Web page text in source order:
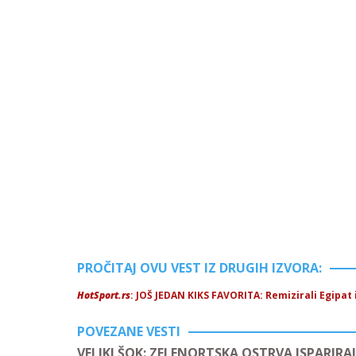
PROČITAJ OVU VEST IZ DRUGIH IZVORA:
HotSport.rs: JOŠ JEDAN KIKS FAVORITA: Remizirali
POVEZANE VESTI